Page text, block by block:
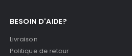
BESOIN D'AIDE?
Livraison
Politique de retour